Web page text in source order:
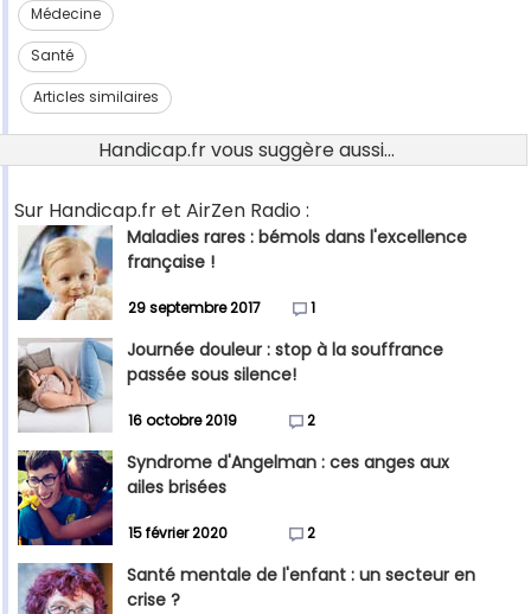
Médecine
Santé
Articles similaires
Handicap.fr vous suggère aussi...
Sur Handicap.fr et AirZen Radio :
Maladies rares : bémols dans l'excellence
française !
29 septembre 2017 1
Journée douleur : stop à la souffrance
passée sous silence!
16 octobre 2019 2
Syndrome d'Angelman : ces anges aux
ailes brisées
15 février 2020 2
Santé mentale de l'enfant : un secteur en
crise ?